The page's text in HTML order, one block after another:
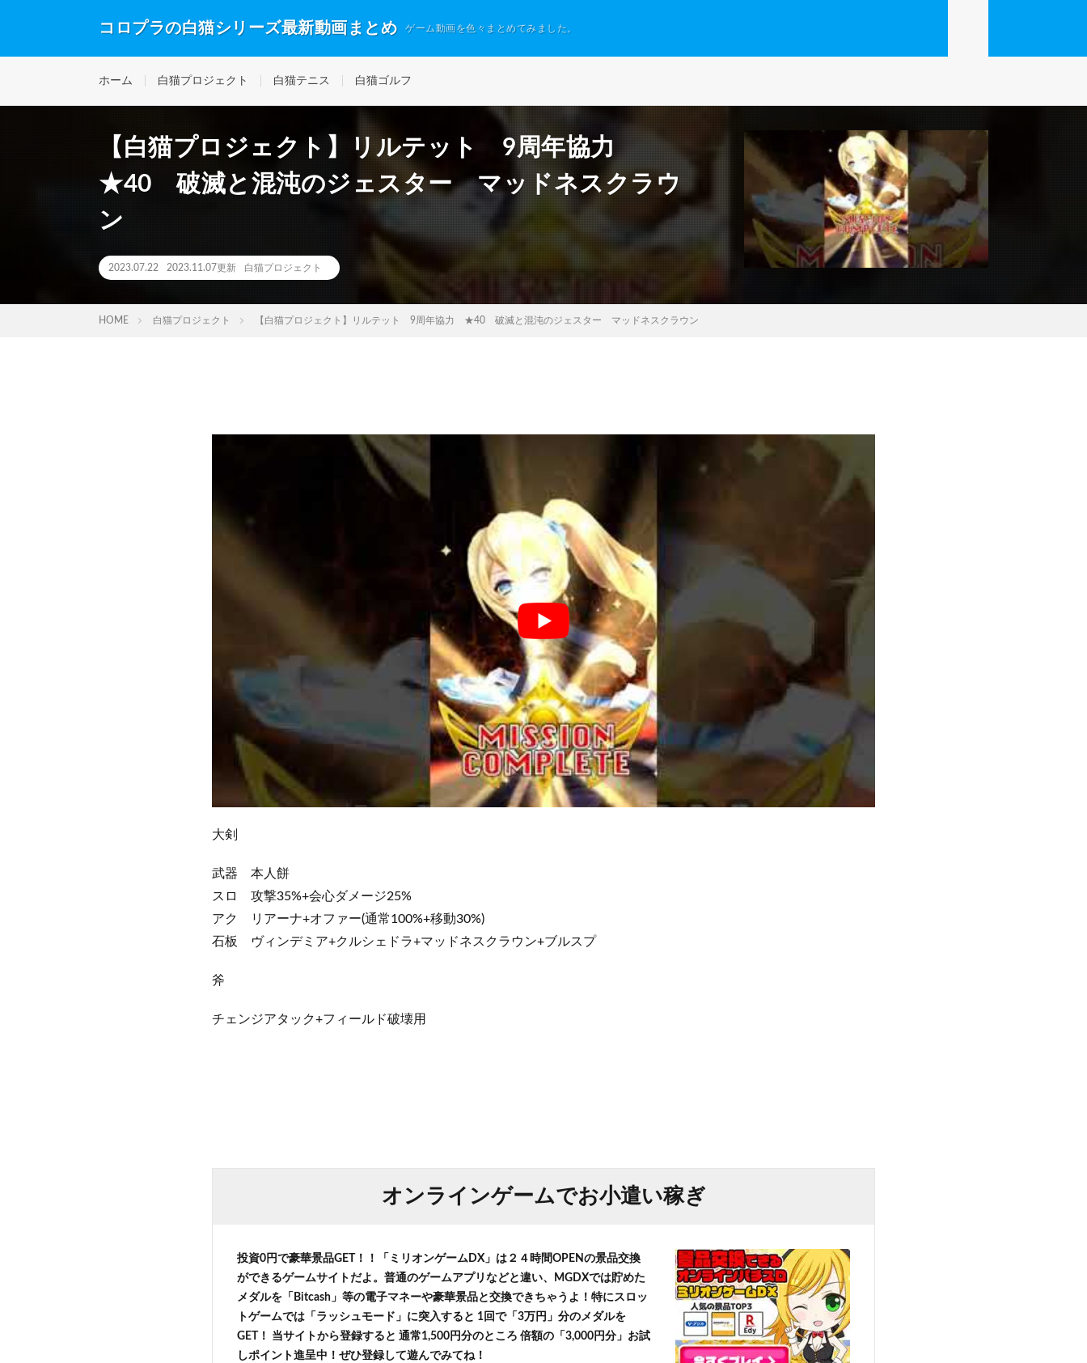
コロプラの白猫シリーズ最新動画まとめ ゲーム動画を色々まとめてみました。
ホーム 白猫プロジェクト 白猫テニス 白猫ゴルフ
【白猫プロジェクト】リルテット 9周年協力
★40 破滅と混沌のジェスター マッドネスクラウ
ン
2023.07.22 2023.11.07更新 白猫プロジェクト
HOME 白猫プロジェクト 【白猫プロジェクト】リルテット 9周年協力 ★40 破滅と混沌のジェスター マッドネスクラウン
大剣
武器 本人餅
スロ 攻撃35%+会心ダメージ25%
アク リアーナ+オファー(通常100%+移動30%)
石板 ヴィンデミア+クルシェドラ+マッドネスクラウン+ブルスプ
斧
チェンジアタック+フィールド破壊用
オンラインゲームでお小遣い稼ぎ
投資0円で豪華景品GET！！「ミリオンゲームDX」は２４時間OPENの景品交換
ができるゲームサイトだよ。普通のゲームアプリなどと違い、MGDXでは貯めた
メダルを「Bitcash」等の電子マネーや豪華景品と交換できちゃうよ！特にスロッ
トゲームでは「ラッシュモード」に突入すると 1回で「3万円」分のメダルを
GET！ 当サイトから登録すると 通常1,500円分のところ 倍額の「3,000円分」お試
しポイント進呈中！ぜひ登録して遊んでみてね！